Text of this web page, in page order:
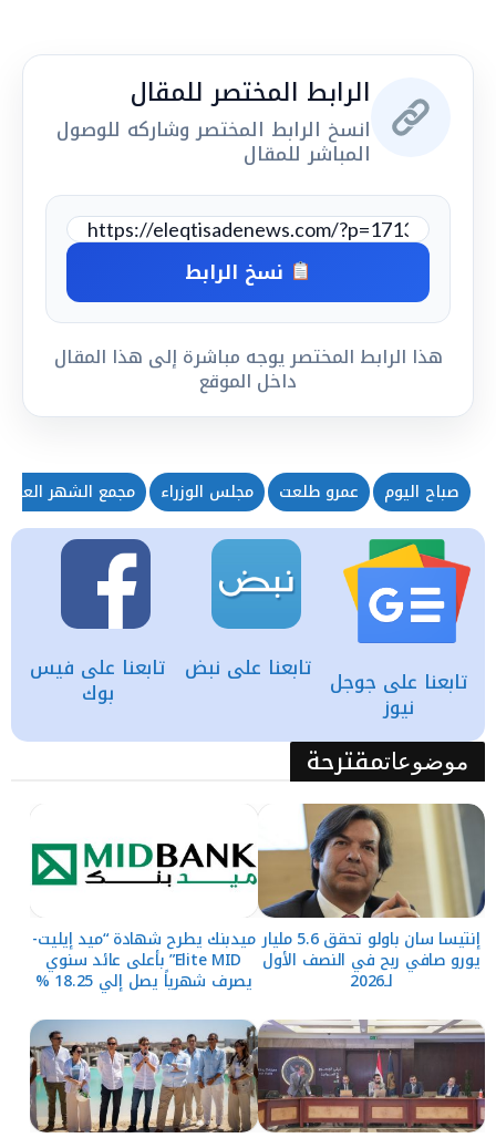
الرابط المختصر للمقال
انسخ الرابط المختصر وشاركه للوصول
المباشر للمقال
نسخ الرابط
هذا الرابط المختصر يوجه مباشرة إلى هذا المقال
داخل الموقع
صباح اليوم عمرو طلعت مجلس الوزراء مجمع الشهر
تابعنا على فيس
بوك
تابعنا على نبض تابعنا على جوجل
نيوز
موضوعاتمقترحة
إنتيسا سان باولو تحقق 5.6 مليار
يورو صافي ربح في النصف الأول
لـ2026
ميدبنك يطرح شهادة “ميد إيليت-
Elite MID” بأعلى عائد سنوي
يصرف شهرياً يصل إلي 18.25 %